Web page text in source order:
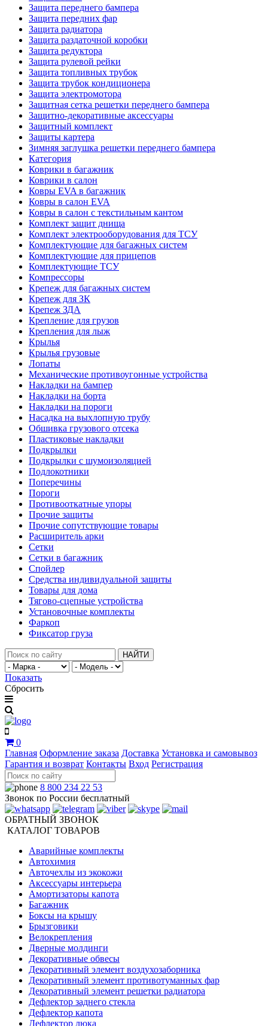
Защита переднего бампера
Защита передних фар
Защита радиатора
Защита раздаточной коробки
Защита редуктора
Защита рулевой рейки
Защита топливных трубок
Защита трубок кондиционера
Защита электромотора
Защитная сетка решетки переднего бампера
Защитно-декоративные аксессуары
Защитный комплект
Защиты картера
Зимняя заглушка решетки переднего бампера
Категория
Коврики в багажник
Коврики в салон
Ковры EVA в багажник
Ковры в салон EVA
Ковры в салон с текстильным кантом
Комплект защит днища
Комплект электрооборудования для ТСУ
Комплектующие для багажных систем
Комплектующие для прицепов
Комплектующие ТСУ
Компрессоры
Крепеж для багажных систем
Крепеж для ЗК
Крепеж ЗДА
Крепление для грузов
Крепления для лыж
Крылья
Крылья грузовые
Лопаты
Механические противоугонные устройства
Накладки на бампер
Накладки на борта
Накладки на пороги
Насадка на выхлопную трубу
Обшивка грузового отсека
Пластиковые накладки
Подкрылки
Подкрылки с шумоизоляцией
Подлокотники
Поперечины
Пороги
Противооткатные упоры
Прочие защиты
Прочие сопутствующие товары
Расширитель арки
Сетки
Сетки в багажник
Спойлер
Средства индивидуальной защиты
Товары для дома
Тягово-сцепные устройства
Установочные комплекты
Фаркоп
Фиксатор груза
НАЙТИ
Показать
Сбросить
0
Главная Оформление заказа Доставка Установка и самовывоз
Гарантия и возврат Контакты Вход Регистрация
8 800 234 22 53
Звонок по России бесплатный
ОБРАТНЫЙ ЗВОНОК
КАТАЛОГ ТОВАРОВ
Аварийные комплекты
Автохимия
Авточехлы из экокожи
Аксессуары интерьера
Амортизаторы капота
Багажник
Боксы на крышу
Брызговики
Велокрепления
Дверные молдинги
Декоративные обвесы
Декоративный элемент воздухозаборника
Декоративный элемент противотуманных фар
Декоративный элемент решетки радиатора
Дефлектор заднего стекла
Дефлектор капота
Дефлектор люка